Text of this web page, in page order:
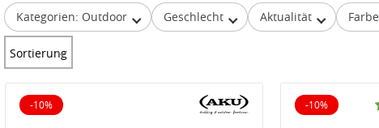
Kategorien: Outdoor
Geschlecht
Aktualität
Farbe
Sortierung
-10%
10% reduziert
-10%
10% reduziert